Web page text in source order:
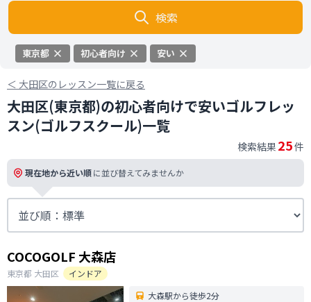
検索
東京都 初心者向け 安い
＜ 大田区のレッスン一覧に戻る
大田区(東京都)の初心者向けで安いゴルフレッ
スン(ゴルフスクール)一覧
検索結果 25件
現在地から近い順に並び替えてみませんか
COCOGOLF 大森店
東京都 大田区
インドア
大森駅から徒歩2分